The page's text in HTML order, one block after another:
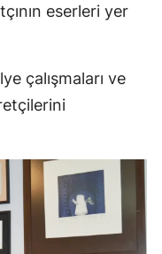
eserleri yer
çalışmaları ve